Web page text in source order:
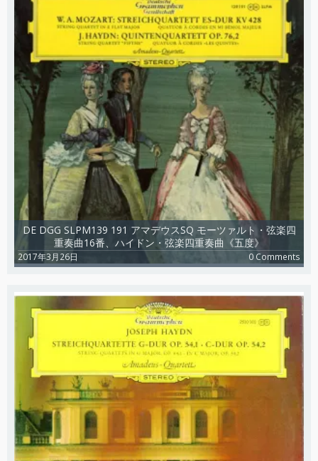
DE DGG SLPM139 191 アマデウスSQ モーツァルト・弦楽四
重奏曲16番、ハイドン・弦楽四重奏曲《五度》
2017年3月26日 0 Comments